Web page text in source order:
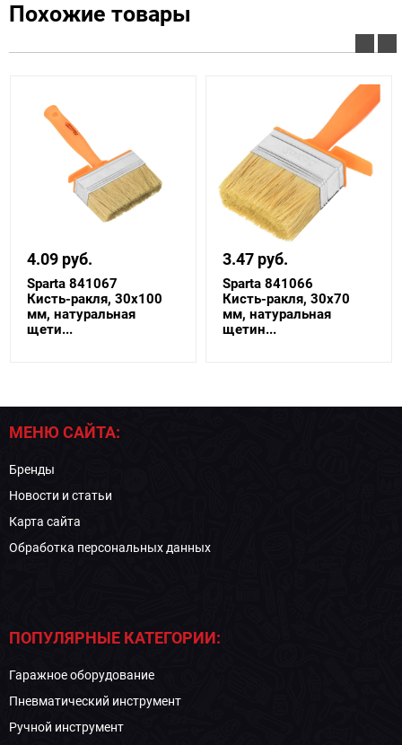
Похожие товары
4.09 руб.
Sparta 841067
Кисть-ракля, 30х100
мм, натуральная
щети...
3.47 руб.
Sparta 841066
Кисть-ракля, 30х70
мм, натуральная
щетин...
МЕНЮ САЙТА:
Бренды
Новости и статьи
Карта сайта
Обработка персональных данных
ПОПУЛЯРНЫЕ КАТЕГОРИИ:
Гаражное оборудование
Пневматический инструмент
Ручной инструмент